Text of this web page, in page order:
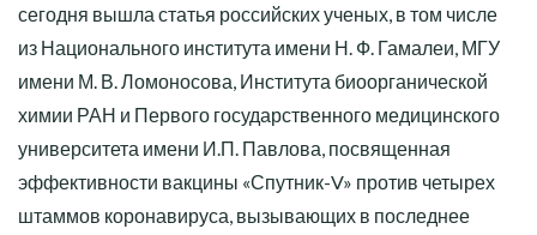
сегодня вышла статья российских ученых, в том числе
из Национального института имени Н. Ф. Гамалеи, МГУ
имени М. В. Ломоносова, Института биоорганической
химии РАН и Первого государственного медицинского
университета имени И.П. Павлова, посвященная
эффективности вакцины «Спутник-V» против четырех
штаммов коронавируса, вызывающих в последнее